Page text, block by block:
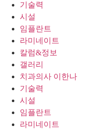
기술력
시설
임플란트
라미네이트
칼럼&정보
갤러리
치과의사 이한나
기술력
시설
임플란트
라미네이트